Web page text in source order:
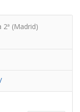
2ª (Madrid)